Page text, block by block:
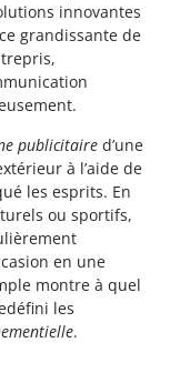
innovantes
grandissante de
publicitaire d’une
à l’aide de
les esprits. En
ou sportifs,
en une
montre à quel
les
.